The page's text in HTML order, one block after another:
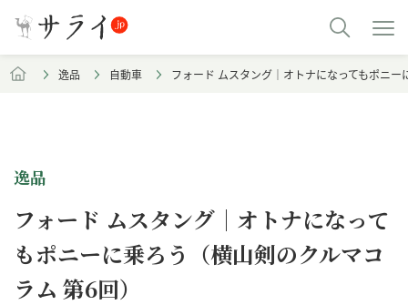
逸品 自動車 フォード ムスタング｜オトナになってもポニ
逸品
フォード ムスタング｜オトナになって
もポニーに乗ろう（横山剣のクルマコ
ラム 第6回）